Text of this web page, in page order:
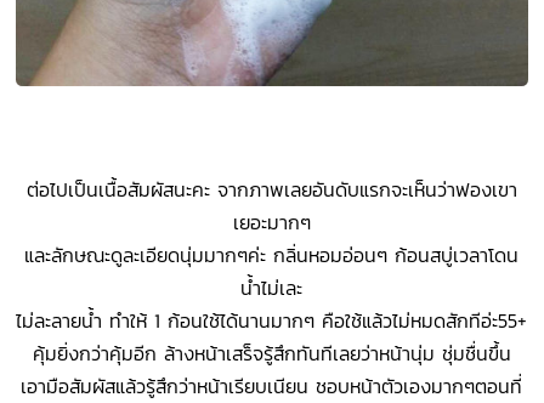
ต่อไปเป็นเนื้อสัมผัสนะคะ จากภาพเลยอันดับแรกจะเห็นว่าฟองเขา
เยอะมากๆ
และลักษณะดูละเอียดนุ่มมากๆค่ะ กลิ่นหอมอ่อนๆ ก้อนสบู่เวลาโดน
น้ำไม่เละ
ไม่ละลายน้ำ ทำให้ 1 ก้อนใช้ได้นานมากๆ คือใช้แล้วไม่หมดสักทีอ่ะ55+
คุ้มยิ่งกว่าคุ้มอีก ล้างหน้าเสร็จรู้สึกทันทีเลยว่าหน้านุ่ม ชุ่มชื่นขึ้น
เอามือสัมผัสแล้วรู้สึกว่าหน้าเรียบเนียน ชอบหน้าตัวเองมากๆตอนที่